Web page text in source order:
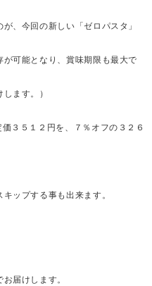
、今回の新しい「ゼロパスタ」
可能となり、賞味期限も最大で
ます。）
３５１２円を、７％オフの３２６
ップする事も出来ます。
届けします。